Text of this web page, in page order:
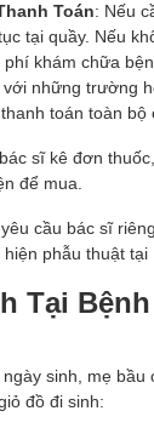
Toán: Nếu
tại quầy. Nếu
khám chữa
những trường
toán toàn bộ
sĩ kê đơn
để mua.
cầu bác sĩ
phẫu thuật tại
Tại
sinh, mẹ bầu
đồ đi sinh: